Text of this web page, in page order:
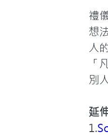
禮
想
人
「
別
延
1.